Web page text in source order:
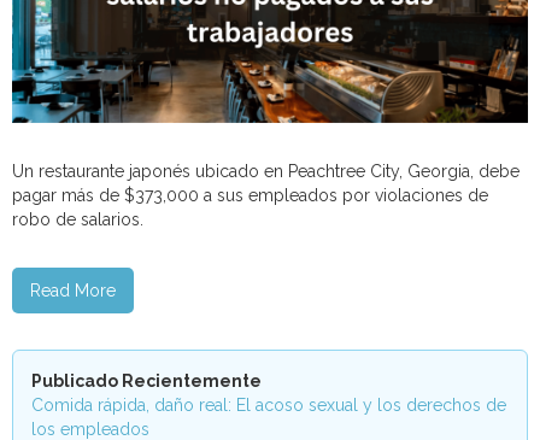
Un restaurante japonés ubicado en Peachtree City, Georgia, debe
pagar más de $373,000 a sus empleados por violaciones de
robo de salarios.
Read More
Publicado Recientemente
Comida rápida, daño real: El acoso sexual y los derechos de
los empleados